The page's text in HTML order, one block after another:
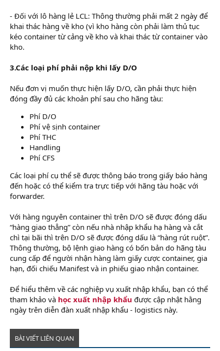
- Đối với lô hàng lẻ LCL: Thông thường phải mất 2 ngày để
khai thác hàng về kho (vì kho hàng còn phải làm thủ tục
kéo container từ cảng về kho và khai thác từ container vào
kho.
3.Các loại phí phải nộp khi lấy D/O
Nếu đơn vị muốn thực hiện lấy D/O, cần phải thực hiện
đóng đầy đủ các khoản phí sau cho hãng tàu:
Phí D/O
Phí vệ sịnh container
Phí THC
Handling
Phí CFS
Các loại phí cụ thể sẽ được thông báo trong giấy báo hàng
đến hoặc có thể kiểm tra trực tiếp với hãng tàu hoặc với
forwarder.
Với hàng nguyên container thì trên D/O sẽ được đóng dấu
“hàng giao thẳng” còn nếu nhà nhập khẩu hạ hàng và cắt
chì tại bãi thì trên D/O sẽ được đóng dấu là “hàng rút ruột”.
Thông thường, bộ lệnh giao hàng có bốn bản do hãng tàu
cung cấp để người nhận hàng làm giấy cược container, gia
hạn, đối chiếu Manifest và in phiếu giao nhận container.
Để hiểu thêm về các nghiệp vụ xuất nhập khẩu, bạn có thể
tham khảo và học xuất nhập khẩu được cập nhật hằng
ngày trên diễn đàn xuất nhập khẩu - logistics này.
BÀI VIẾT LIÊN QUAN